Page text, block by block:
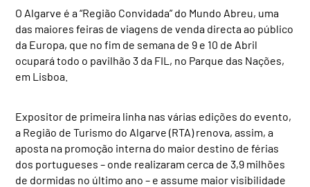
O Algarve é a “Região Convidada” do Mundo Abreu, uma
das maiores feiras de viagens de venda directa ao público
da Europa, que no fim de semana de 9 e 10 de Abril
ocupará todo o pavilhão 3 da FIL, no Parque das Nações,
em Lisboa.
Expositor de primeira linha nas várias edições do evento,
a Região de Turismo do Algarve (RTA) renova, assim, a
aposta na promoção interna do maior destino de férias
dos portugueses – onde realizaram cerca de 3,9 milhões
de dormidas no último ano – e assume maior visibilidade